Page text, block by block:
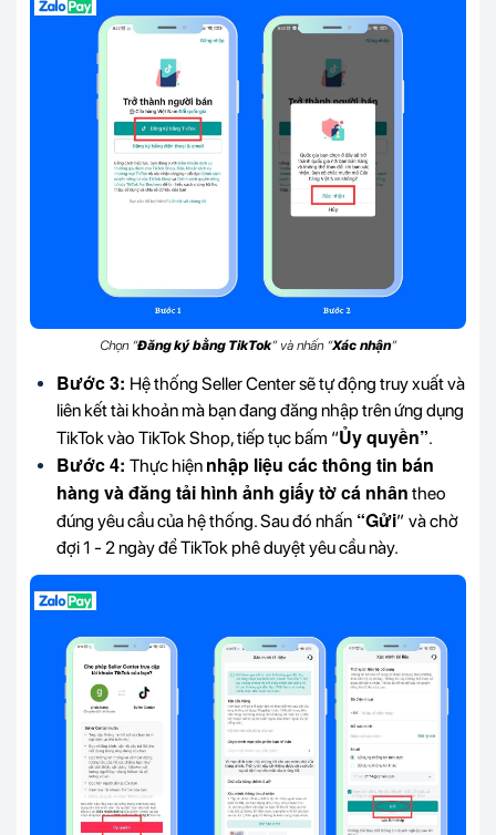
Chọn “Đăng ký bằng TikTok” và nhấn “Xác nhận”
Bước 3: Hệ thống Seller Center sẽ tự động truy xuất và
liên kết tài khoản mà bạn đang đăng nhập trên ứng dụng
TikTok vào TikTok Shop, tiếp tục bấm “Ủy quyền”.
Bước 4: Thực hiện nhập liệu các thông tin bán
hàng và đăng tải hình ảnh giấy tờ cá nhân theo
đúng yêu cầu của hệ thống. Sau đó nhấn “Gửi” và chờ
đợi 1 - 2 ngày để TikTok phê duyệt yêu cầu này.